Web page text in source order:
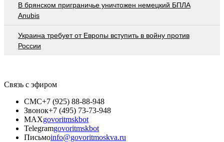
В брянском приграничье уничтожен немецкий БПЛА
Anubis
Украина требует от Европы вступить в войну против
России
Связь с эфиром
СМС+7 (925) 88-88-948
Звонок+7 (495) 73-73-948
MAXgovoritmskbot
Telegramgovoritmskbot
Письмоinfo@govoritmoskva.ru